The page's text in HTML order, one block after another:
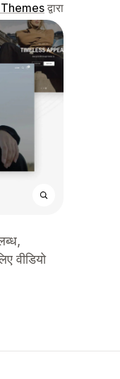
द्वारा
वीडियो